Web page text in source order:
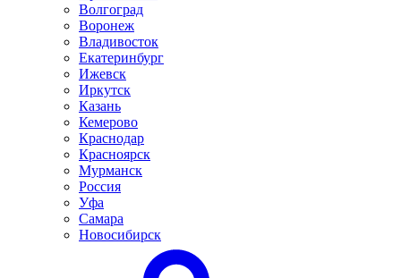
Волгоград
Воронеж
Владивосток
Екатеринбург
Ижевск
Иркутск
Казань
Кемерово
Краснодар
Красноярск
Мурманск
Россия
Уфа
Самара
Новосибирск